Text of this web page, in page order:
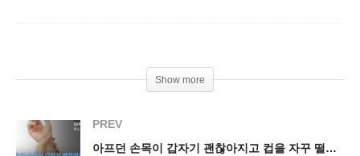
Show more
PREV
아프던 손목이 갑자기 괜찮아지고 컵을 자꾸 떨어트린다면